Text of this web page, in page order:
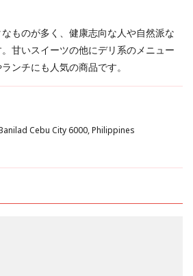
ものが多く、健康志向な人や自然派な
甘いスイーツの他にデリ系のメニュー
ンチにも人気の商品です。
Cebu City 6000, Philippines